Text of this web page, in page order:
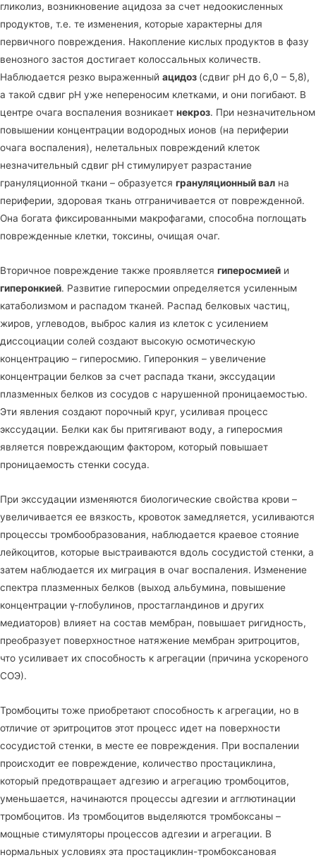
гликолиз, возникновение ацидоза за счет недоокисленных
продуктов, т.е. те изменения, которые характерны для
первичного повреждения. Накопление кислых продуктов в фазу
венозного застоя достигает колоссальных количеств.
Наблюдается резко выраженный ацидоз (сдвиг рН до 6,0 – 5,8),
а такой сдвиг рН уже непереносим клетками, и они погибают. В
центре очага воспаления возникает некроз. При незначительном
повышении концентрации водородных ионов (на периферии
очага воспаления), нелетальных повреждений клеток
незначительный сдвиг рН стимулирует разрастание
грануляционной ткани – образуется грануляционный вал на
периферии, здоровая ткань отграничивается от поврежденной.
Она богата фиксированными макрофагами, способна поглощать
поврежденные клетки, токсины, очищая очаг.
Вторичное повреждение также проявляется гиперосмией и
гиперонкией. Развитие гиперосмии определяется усиленным
катаболизмом и распадом тканей. Распад белковых частиц,
жиров, углеводов, выброс калия из клеток с усилением
диссоциации солей создают высокую осмотическую
концентрацию – гиперосмию. Гиперонкия – увеличение
концентрации белков за счет распада ткани, экссудации
плазменных белков из сосудов с нарушенной проницаемостью.
Эти явления создают порочный круг, усиливая процесс
экссудации. Белки как бы притягивают воду, а гиперосмия
является повреждающим фактором, который повышает
проницаемость стенки сосуда.
При экссудации изменяются биологические свойства крови –
увеличивается ее вязкость, кровоток замедляется, усиливаются
процессы тромбообразования, наблюдается краевое стояние
лейкоцитов, которые выстраиваются вдоль сосудистой стенки, а
затем наблюдается их миграция в очаг воспаления. Изменение
спектра плазменных белков (выход альбумина, повышение
концентрации γ-глобулинов, простагландинов и других
медиаторов) влияет на состав мембран, повышает ригидность,
преобразует поверхностное натяжение мембран эритроцитов,
что усиливает их способность к агрегации (причина ускореного
СОЭ).
Тромбоциты тоже приобретают способность к агрегации, но в
отличие от эритроцитов этот процесс идет на поверхности
сосудистой стенки, в месте ее повреждения. При воспалении
происходит ее повреждение, количество простациклина,
который предотвращает адгезию и агрегацию тромбоцитов,
уменьшается, начинаются процессы адгезии и агглютинации
тромбоцитов. Из тромбоцитов выделяются тромбоксаны –
мощные стимуляторы процессов адгезии и агрегации. В
нормальных условиях эта простациклин-тромбоксановая